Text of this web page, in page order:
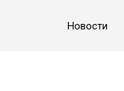
Новости